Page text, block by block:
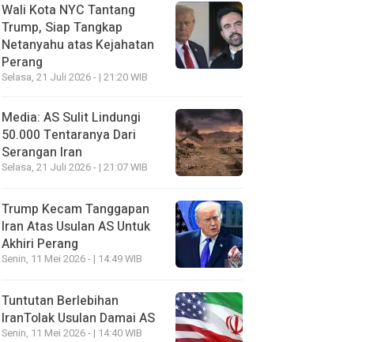
Wali Kota NYC Tantang
Trump, Siap Tangkap
Netanyahu atas Kejahatan
Perang
Selasa, 21 Juli 2026 - | 21:20 WIB
Media: AS Sulit Lindungi
50.000 Tentaranya Dari
Serangan Iran
Selasa, 21 Juli 2026 - | 21:07 WIB
Trump Kecam Tanggapan
Iran Atas Usulan AS Untuk
Akhiri Perang
Senin, 11 Mei 2026 - | 14:49 WIB
Tuntutan Berlebihan
IranTolak Usulan Damai AS
Senin, 11 Mei 2026 - | 14:40 WIB